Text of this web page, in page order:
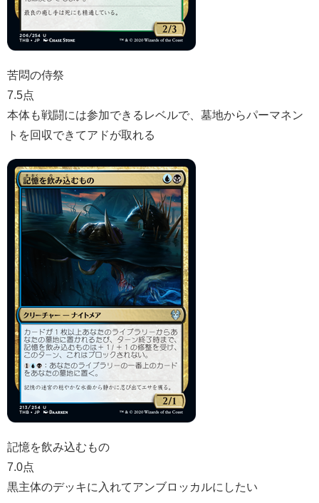
苦悶の侍祭
7.5点
本体も戦闘には参加できるレベルで、墓地からパーマネン
トを回収できてアドが取れる
記憶を飲み込むもの
7.0点
黒主体のデッキに入れてアンブロッカルにしたい